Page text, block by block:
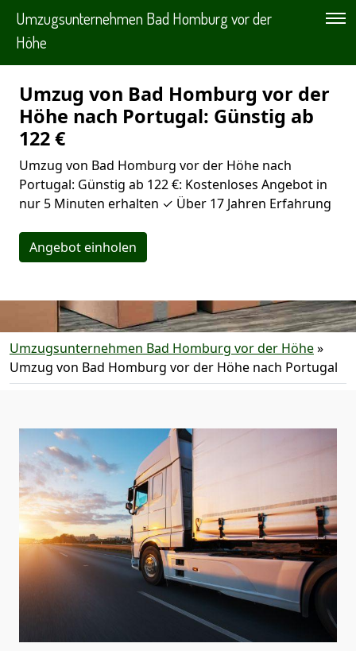
Umzugsunternehmen Bad Homburg vor der
Höhe
Umzug von Bad Homburg vor der
Höhe nach Portugal: Günstig ab
122 €
Umzug von Bad Homburg vor der Höhe nach
Portugal: Günstig ab 122 €: Kostenloses Angebot in
nur 5 Minuten erhalten ✓ Über 17 Jahren Erfahrung
Angebot einholen
Umzugsunternehmen Bad Homburg vor der Höhe»
Umzug von Bad Homburg vor der Höhe nach Portugal